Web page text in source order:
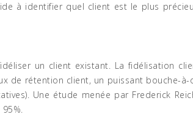
à identifier quel client est le plus
un client existant. La fidélisation
rétention client, un puissant bouche-à-
Une étude menée par Frederick